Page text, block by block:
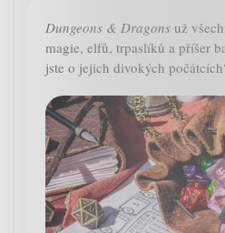
Dungeons & Dragons už
magie, elfů, trpaslíků a příšer
jste o jejich divokých